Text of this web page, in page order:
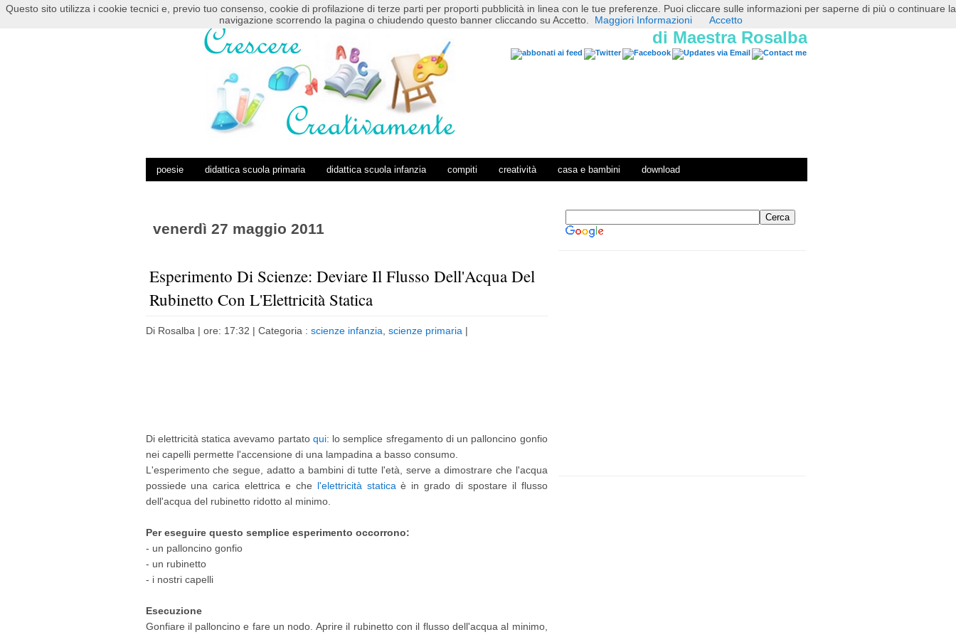
HOME POSTS RSS COMMENTS RSS
di Maestra Rosalba
poesie didattica scuola primaria didattica scuola infanzia compiti creatività casa e bambini download
venerdì 27 maggio 2011
Esperimento Di Scienze: Deviare Il Flusso Dell'Acqua Del
Rubinetto Con L'Elettricità Statica
Di Rosalba | ore: 17:32 | Categoria : scienze infanzia scienze primaria |
Di elettricità statica avevamo partato qui: lo semplice sfregamento di un palloncino gonfio
nei capelli permette l'accensione di una lampadina a basso consumo.
L'esperimento che segue, adatto a bambini di tutte l'età, serve a dimostrare che l'acqua
possiede una carica elettrica e che l'elettricità statica è in grado di spostare il flusso
dell'acqua del rubinetto ridotto al minimo.
Per eseguire questo semplice esperimento occorrono:
- un palloncino gonfio
- un rubinetto
- i nostri capelli
Esecuzione
Gonfiare il palloncino e fare un nodo. Aprire il rubinetto con il flusso dell'acqua al minimo,
Questo sito utilizza i cookie tecnici e, previo tuo consenso, cookie di profilazione di terze parti per proporti pubblicità in linea con le tue preferenze. Puoi cliccare sulle informazioni per saperne di più o continuare la
navigazione scorrendo la pagina o chiudendo questo banner cliccando su Accetto.
Maggiori Informazioni Accetto